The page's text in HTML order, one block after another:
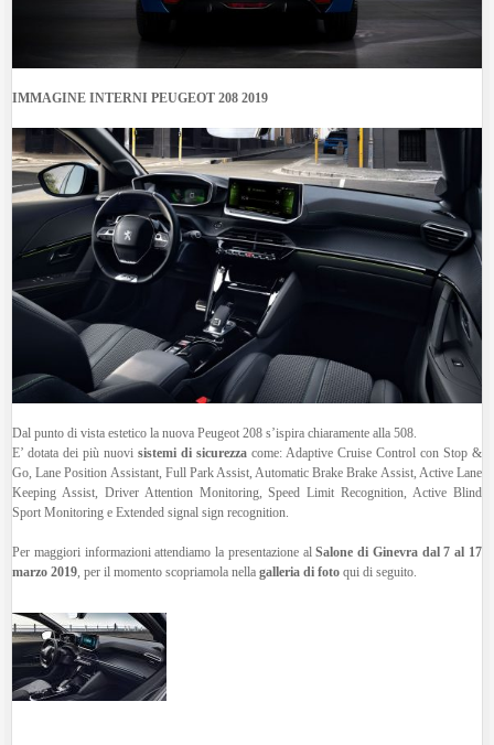
IMMAGINE INTERNI PEUGEOT 208 2019
Dal punto di vista estetico la nuova Peugeot 208 s’ispira chiaramente alla 508.
E’ dotata dei più nuovi sistemi di sicurezza come: Adaptive Cruise Control con Stop &
Go, Lane Position Assistant, Full Park Assist, Automatic Brake Brake Assist, Active Lane
Keeping Assist, Driver Attention Monitoring, Speed ​​Limit Recognition, Active Blind
Sport Monitoring e Extended signal sign recognition.
Per maggiori informazioni attendiamo la presentazione alSalone di Ginevra dal 7 al 17
marzo 2019, per il momento scopriamola nellagalleria di foto qui di seguito.